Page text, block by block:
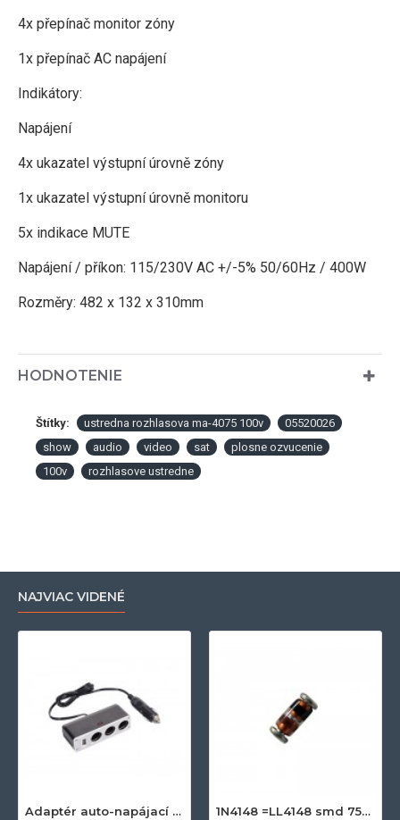
4x přepínač monitor zóny
1x přepínač AC napájení
Indikátory:
Napájení
4x ukazatel výstupní úrovně zóny
1x ukazatel výstupní úrovně monitoru
5x indikace MUTE
Napájení / příkon: 115/230V AC +/-5% 50/60Hz / 400W
Rozměry: 482 x 132 x 310mm
HODNOTENIE
Štítky: ustredna rozhlasova ma-4075 100v
05520026
show
audio video sat
plosne ozvucenie
100v
rozhlasove ustredne
NAJVIAC VIDENÉ
Adaptér auto-napájací 1xkon./3x zdierka- 12/24V, USB 1000mA
1N4148 =LL4148 smd 75V,0.15A SOD80C